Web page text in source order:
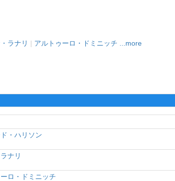
ラナリ | アルトゥーロ・ドミニッチ ...more
・ハリソン
ナリ
ロ・ドミニッチ